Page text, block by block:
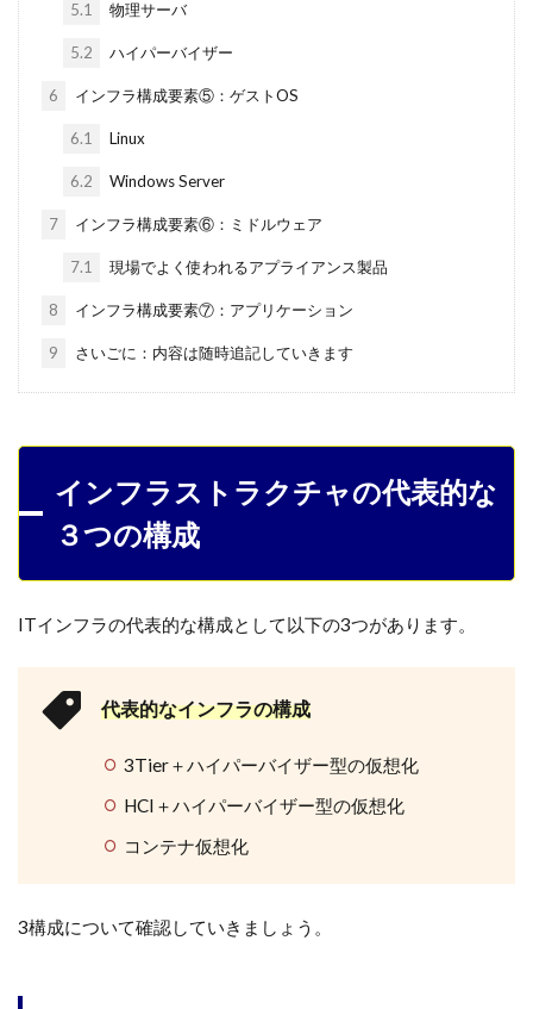
5.1 物理サーバ
5.2 ハイパーバイザー
6 インフラ構成要素⑤：ゲストOS
6.1 Linux
6.2 Windows Server
7 インフラ構成要素⑥：ミドルウェア
7.1 現場でよく使われるアプライアンス製品
8 インフラ構成要素⑦：アプリケーション
9 さいごに：内容は随時追記していきます
インフラストラクチャの代表的な
３つの構成
ITインフラの代表的な構成として以下の3つがあります。
代表的なインフラの構成
3Tier＋ハイパーバイザー型の仮想化
HCI＋ハイパーバイザー型の仮想化
コンテナ仮想化
3構成について確認していきましょう。